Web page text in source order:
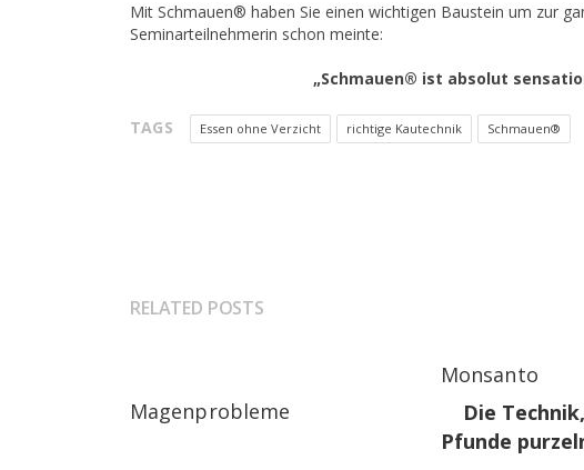
Mit Schmauen® haben Sie einen wichtigen Baustein um zur
Seminarteilnehmerin schon meinte:
„Schmauen® ist absolut
TAGS Essen ohne Verzicht richtige Kautechnik Schmauen®
RELATED POSTS
Magenprobleme
Monsanto
Die
Pfunde